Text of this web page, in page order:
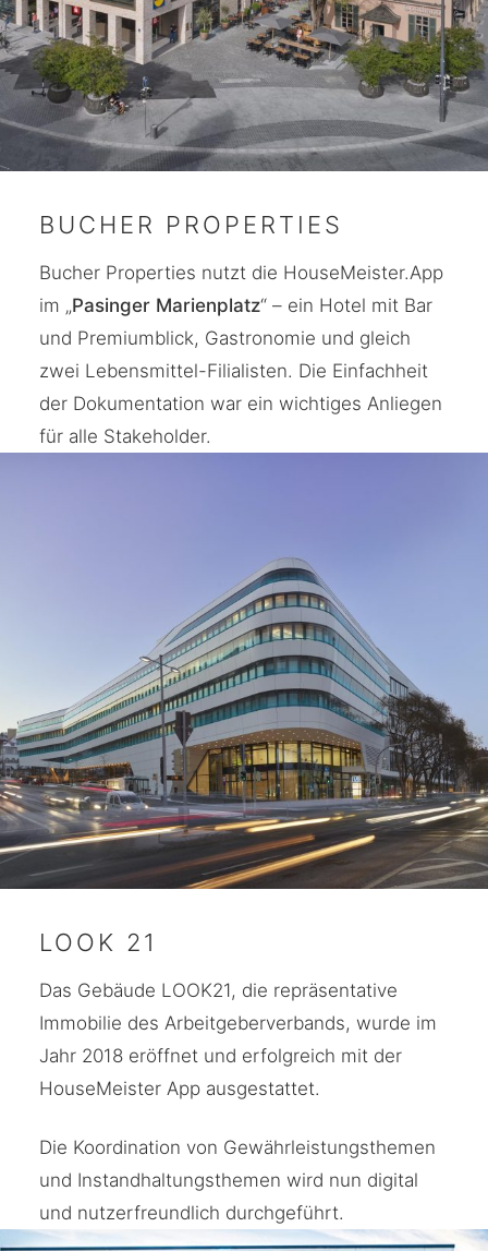
BUCHER PROPERTIES
Bucher Properties nutzt die HouseMeister.App
im „Pasinger Marienplatz“ – ein Hotel mit Bar
und Premiumblick, Gastronomie und gleich
zwei Lebensmittel-Filialisten. Die Einfachheit
der Dokumentation war ein wichtiges Anliegen
für alle Stakeholder.
LOOK 21
Das Gebäude LOOK21, die repräsentative
Immobilie des Arbeitgeberverbands, wurde im
Jahr 2018 eröffnet und erfolgreich mit der
HouseMeister App ausgestattet.
Die Koordination von Gewährleistungsthemen
und Instandhaltungsthemen wird nun digital
und nutzerfreundlich durchgeführt.